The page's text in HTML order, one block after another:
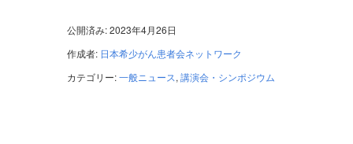
公開済み: 2023年4月26日
作成者: 日本希少がん患者会ネットワーク
カテゴリー:一般ニュース, 講演会・シンポジウム